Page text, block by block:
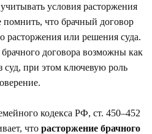
условия расторжения
помнить, что брачный договор
расторжения или решения суда.
договора возможны как
суд, при этом ключевую роль
кодекса РФ, ст. 450–452
что расторжение брачного